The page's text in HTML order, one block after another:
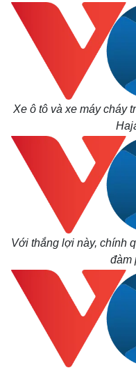
Kinh tế
Bất động sản
Khởi nghiệp
Xe ô tô và xe máy cháy
Với thắng lợi này, chính
đàm